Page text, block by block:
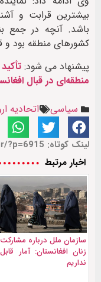
بیشترین قرابت و
باشد. آنچه در جمع
کشورهای منطقه بود و
پیشنهاد می شود:
منطقه‌ای در قبال
سیاسی
اتحادیه
لینک کوتاه: https://iraf.ir/?p=6915
اخبار مرتبط
سازمان ملل درباره
زنان افغانستان: آمار
نداریم